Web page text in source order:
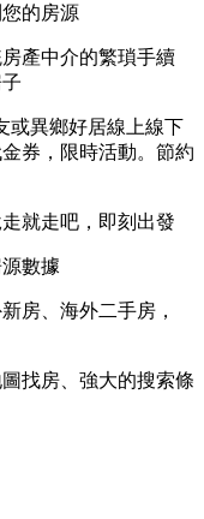
的房源
產中介的繁瑣手續
或異鄉好居線上線下
券，限時活動。節約
就走吧，即刻出發
數據
房、海外二手房，
找房、強大的搜索條